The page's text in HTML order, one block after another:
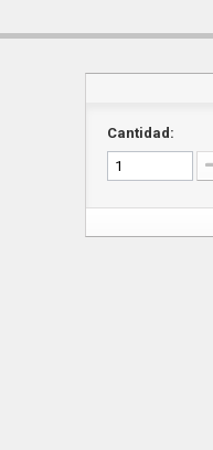
Cantidad: